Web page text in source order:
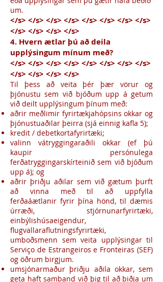
um.
</s> </s> </s> </s> </s> </s> </s> </s>
</s> </s> </s> </s>
4. Hvern ætlar þú að deila
upplýsingum mínum með?
</s> </s> </s> </s> </s> </s> </s> </s>
</s> </s> </s> </s>
Til þess að veita þér þær vörur og
þjónustu sem við bjóðum upp á getum
við deilt upplýsingum þínum með:
aðrir meðlimir fyrirtækjahópsins okkar og
þjónustuaðilar þeirra (sjá einnig kafla 5);
kredit / debetkortafyrirtæki;
valinn vátryggingaraðili okkar (ef þú
kaupir persónulega
ferðatryggingarskírteinið sem við bjóðum
upp á); og
aðrir þriðju aðilar sem við gætum þurft
að vinna með til að uppfylla
ferðaáætlanir fyrir þína hönd, til dæmis
úrræði, stjórnunarfyrirtæki,
einbýlishúsaeigendur,
flugvallaraflutningsfyrirtæki,
umboðsmenn sem veita upplýsingar til
Serviço de Estrangeiros e Fronteiras (SEF)
og öðrum birgjum.
umsjónarmaður þriðju aðila okkar, sem
geta haft samband við þig til að biðja um